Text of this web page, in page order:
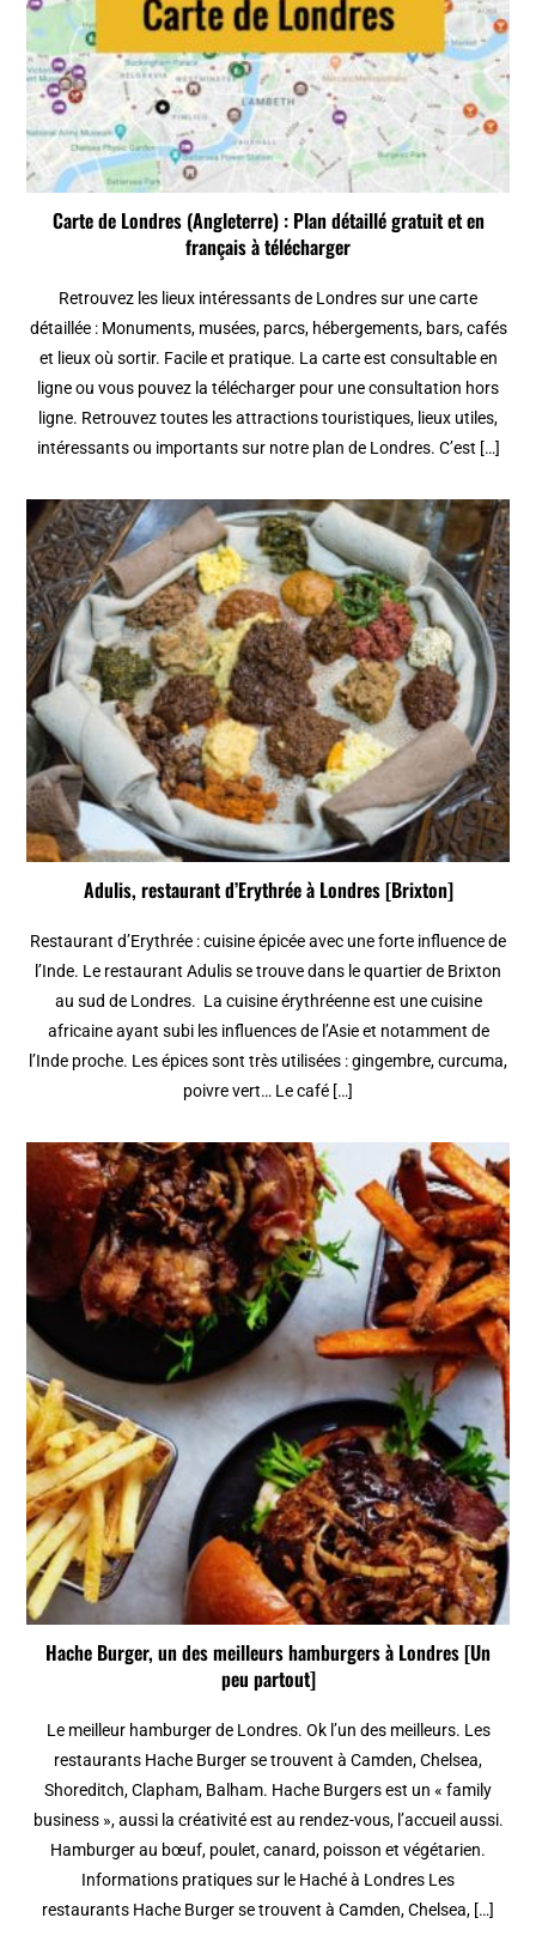
Carte de Londres (Angleterre) : Plan détaillé gratuit et en
français à télécharger
Retrouvez les lieux intéressants de Londres sur une carte
détaillée : Monuments, musées, parcs, hébergements, bars, cafés
et lieux où sortir. Facile et pratique. La carte est consultable en
ligne ou vous pouvez la télécharger pour une consultation hors
ligne. Retrouvez toutes les attractions touristiques, lieux utiles,
intéressants ou importants sur notre plan de Londres. C’est […]
Adulis, restaurant d’Erythrée à Londres [Brixton]
Restaurant d’Erythrée : cuisine épicée avec une forte influence de
l’Inde. Le restaurant Adulis se trouve dans le quartier de Brixton
au sud de Londres. La cuisine érythréenne est une cuisine
africaine ayant subi les influences de l’Asie et notamment de
l’Inde proche. Les épices sont très utilisées : gingembre, curcuma,
poivre vert… Le café […]
Hache Burger, un des meilleurs hamburgers à Londres [Un
peu partout]
Le meilleur hamburger de Londres. Ok l’un des meilleurs. Les
restaurants Hache Burger se trouvent à Camden, Chelsea,
Shoreditch, Clapham, Balham. Hache Burgers est un « family
business », aussi la créativité est au rendez-vous, l’accueil aussi.
Hamburger au bœuf, poulet, canard, poisson et végétarien.
Informations pratiques sur le Haché à Londres Les
restaurants Hache Burger se trouvent à Camden, Chelsea, […]